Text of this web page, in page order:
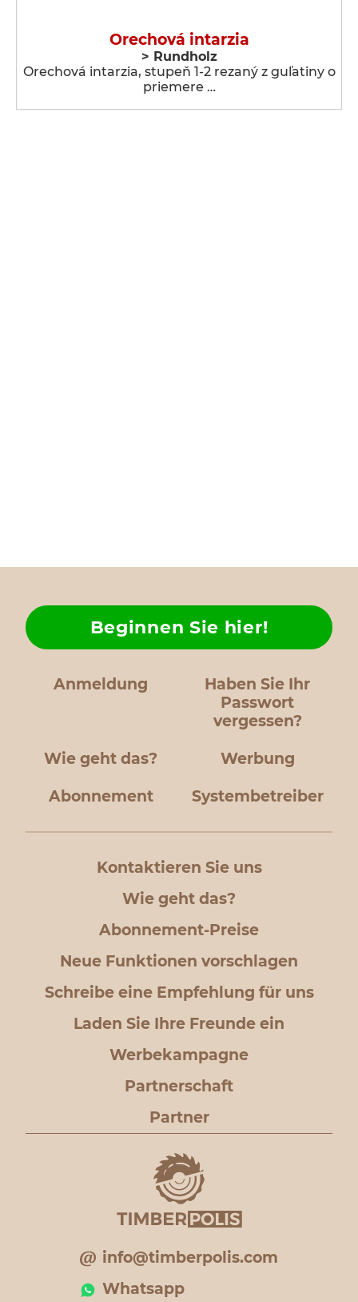
Orechová intarzia
> Rundholz
Orechová intarzia, stupeň 1-2 rezaný z guľatiny o
priemere …
Anmeldung
Haben Sie Ihr
Passwort
vergessen?
Wie geht das?
Beginnen Sie hier!
Werbung
Abonnement Systembetreiber
Kontaktieren Sie uns
Wie geht das?
Abonnement-Preise
Neue Funktionen vorschlagen
Schreibe eine Empfehlung für uns
Laden Sie Ihre Freunde ein
Werbekampagne
Partnerschaft
Partner
info@timberpolis.com
Whatsapp